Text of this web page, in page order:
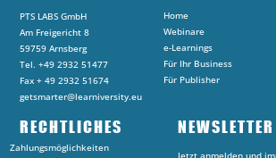
PTS LABS GmbH
Am Freigericht 8
59759 Arnsberg
Tel. +49 2932 51477
Fax + 49 2932 51674
getsmarter@learniversity.eu
Home
Webinare
e-Learnings
Für Ihr Business
Für Publisher
RECHTLICHES
Zahlungsmöglichkeiten
NEWSLETTER
Jetzt anmelden und